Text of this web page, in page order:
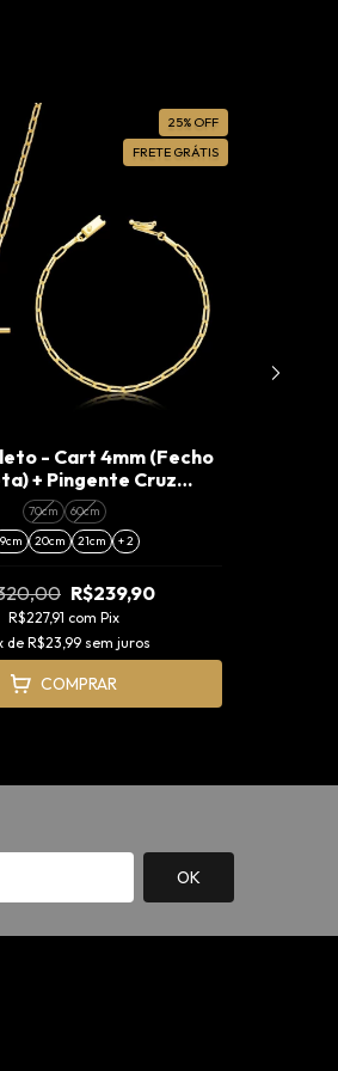
25% OFF
FRETE GRÁTIS
- Cart 4mm (Fecho
+ Pingente Cruz
Amarrada (M)
70cm
60cm
20cm 21cm + 2
R$239,90
R$227,91 com Pix
deR$23,99 sem juros
COMPRAR